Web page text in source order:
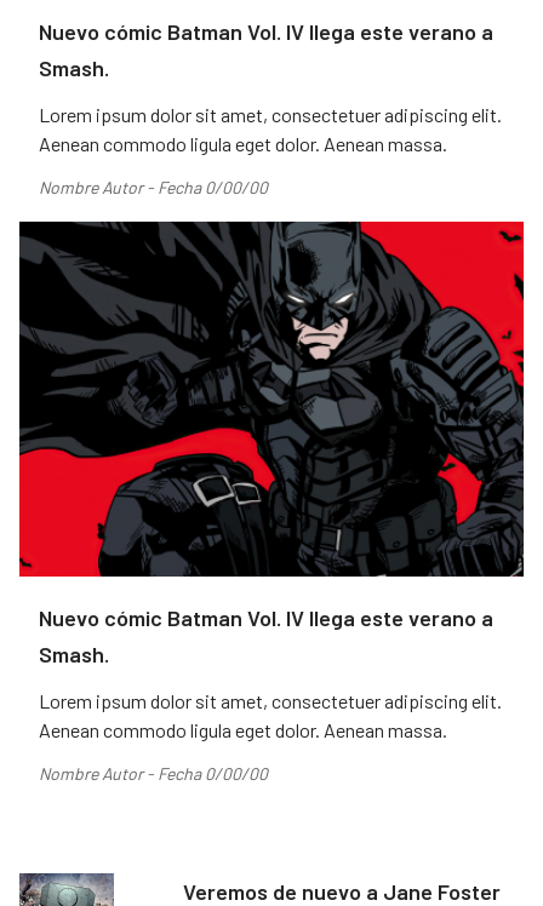
Nuevo cómic Batman Vol. IV llega este verano a
Smash.
Lorem ipsum dolor sit amet, consectetuer adipiscing elit.
Aenean commodo ligula eget dolor. Aenean massa.
Nombre Autor - Fecha 0/00/00
Nuevo cómic Batman Vol. IV llega este verano a
Smash.
Lorem ipsum dolor sit amet, consectetuer adipiscing elit.
Aenean commodo ligula eget dolor. Aenean massa.
Nombre Autor - Fecha 0/00/00
Veremos de nuevo a Jane Foster